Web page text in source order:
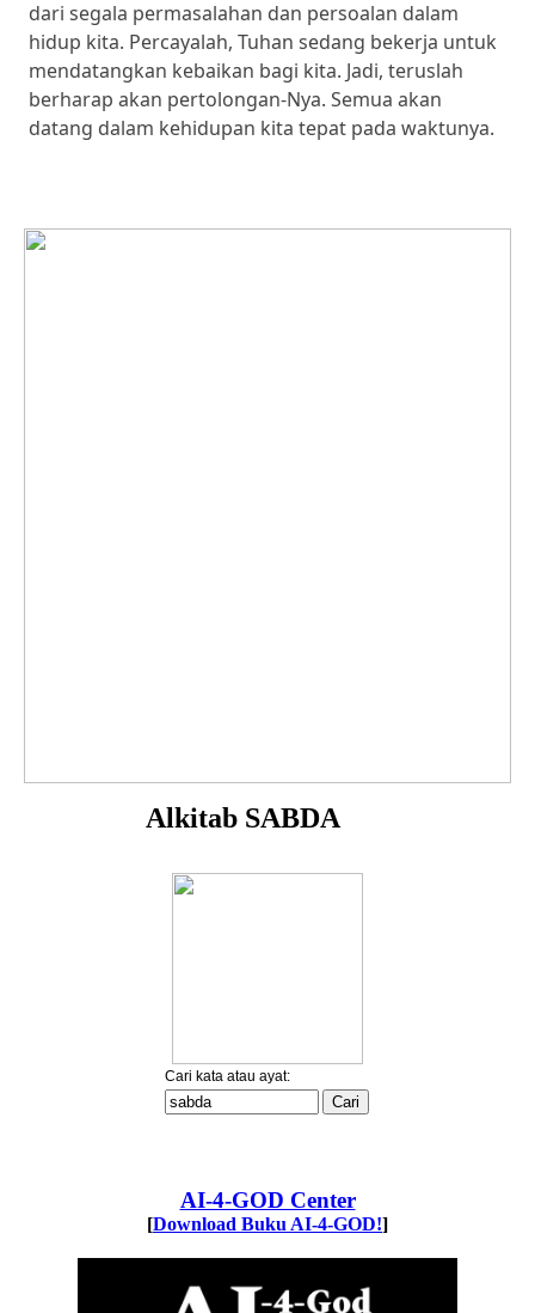
dari segala permasalahan dan persoalan dalam
hidup kita. Percayalah, Tuhan sedang bekerja untuk
mendatangkan kebaikan bagi kita. Jadi, teruslah
berharap akan pertolongan-Nya. Semua akan
datang dalam kehidupan kita tepat pada waktunya.